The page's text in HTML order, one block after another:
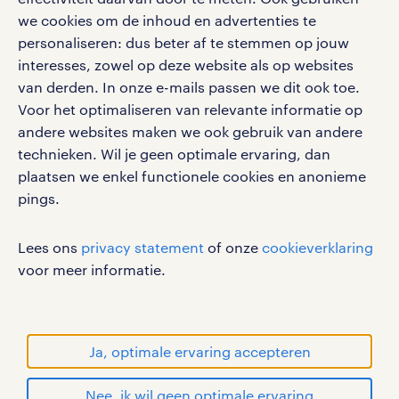
we cookies om de inhoud en advertenties te
personaliseren: dus beter af te stemmen op jouw
interesses, zowel op deze website als op websites
van derden. In onze e-mails passen we dit ook toe.
Voor het optimaliseren van relevante informatie op
andere websites maken we ook gebruik van andere
technieken. Wil je geen optimale ervaring, dan
plaatsen we enkel functionele cookies en anonieme
pings.
Lees ons privacy statement of onze cookieverklaring
voor meer informatie.
Ja, optimale ervaring accepteren
Nee, ik wil geen optimale ervaring
werken bij randstad
gebruikersvoorwaarden
privacystatement
cookies
disclaimer
sitemap
RANDSTAD, HUMAN FORWARD en SHAPING THE
WORLD OF WORK zijn geregistreerde